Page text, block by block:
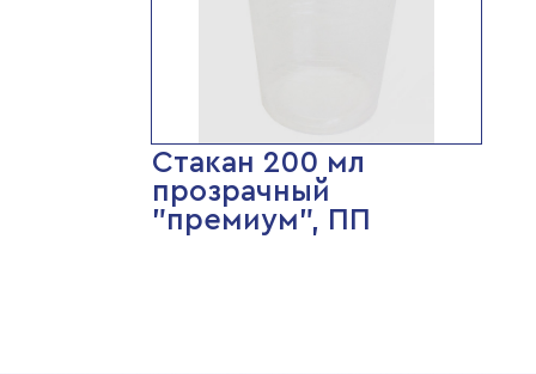
Стакан 200 мл
прозрачный
"премиум", ПП